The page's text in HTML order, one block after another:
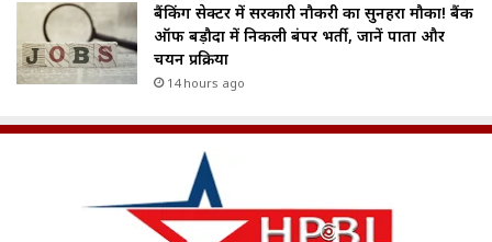
बैंकिंग सेक्टर में सरकारी नौकरी का सुनहरा मौका! बैंक
ऑफ बड़ौदा में निकली बंपर भर्ती, जानें पात्रता और
चयन प्रक्रिया
14 hours ago